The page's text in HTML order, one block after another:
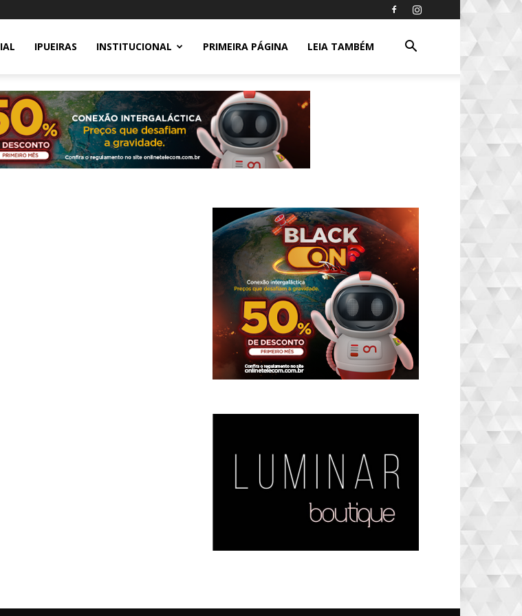
IPUEIRAS INSTITUCIONAL PRIMEIRA PÁGINA LEIA TAMBÉM